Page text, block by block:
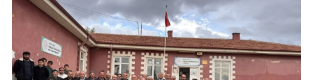
Kahramanmaraş
Mardin